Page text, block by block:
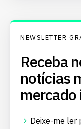
NEWSLETTER
Receba
notícias
Deixe-me ler